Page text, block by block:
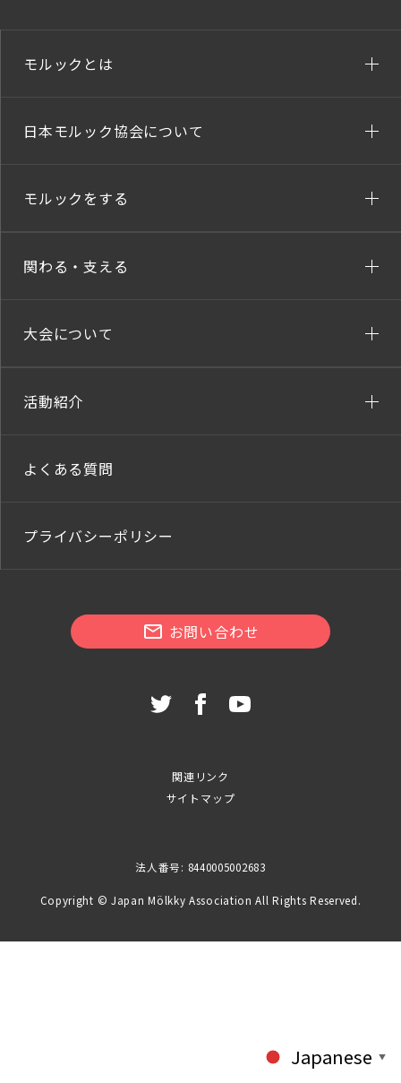
モルックとは
日本モルック協会について
モルックをする
関わる・支える
大会について
活動紹介
よくある質問
プライバシーポリシー
お問い合わせ
関連リンク
サイトマップ
法人番号: 8440005002683
Copyright © Japan Mölkky Association All Rights Reserved.
Japanese ▼